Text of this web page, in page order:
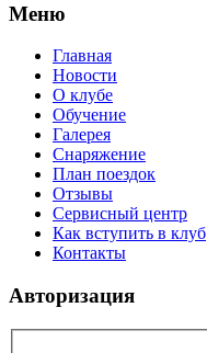
Меню
Главная
Новости
О клубе
Обучение
Галерея
Снаряжение
План поездок
Отзывы
Сервисный центр
Как вступить в клуб
Контакты
Авторизация